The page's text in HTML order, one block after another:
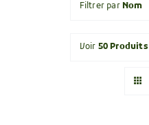
Filtrer par Nom
Voir 50 Produits